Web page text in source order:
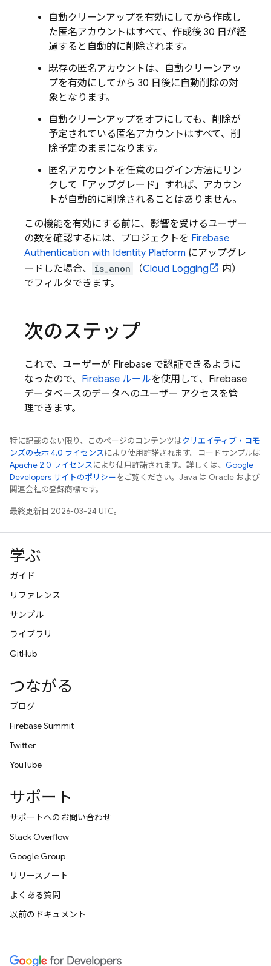
自動クリーンアップを有効にしてから作成し
た匿名アカウントはすべて、作成後 30 日が経
過すると自動的に削除されます。
既存の匿名アカウントは、自動クリーンアッ
プを有効にしてから 30 日後に自動削除の対
象となります。
自動クリーンアップをオフにしても、削除が
予定されている匿名アカウントはすべて、削
除予定のままになります。
匿名アカウントを任意のログイン方法にリン
クして「アップグレード」すれば、アカウン
トが自動的に削除されることはありません。
この機能を有効にする前に、影響を受けるユーザー
の数を確認するには、プロジェクトを Firebase
Authentication with Identity Platform にアップグレ
ードした場合、
is_anon （Cloud Logging
内）
でフィルタできます。
次のステップ
これで、ユーザーが Firebase で認証できるように
なったので、 Firebase ルールを使用して、Firebase
データベースのデータへのユーザー アクセスを管
理できます。
特に記載のない限り、このページのコンテンツはクリエイティブ・コモ
ンズの表示 4.0 ライセンスにより使用許諾されます。コードサンプルは
Apache 2.0 ライセンスにより使用許諾されます。詳しくは、 Google
Developers サイトのポリシーをご覧ください。Java は Oracle および
関連会社の登録商標です。
最終更新日 2026-03-24 UTC。
学ぶ
ガイド
リファレンス
サンプル
ライブラリ
GitHub
つながる
ブログ
Firebase Summit
Twitter
YouTube
サポート
サポートへのお問い合わせ
Stack Overflow
Google Group
リリースノート
よくある質問
以前のドキュメント